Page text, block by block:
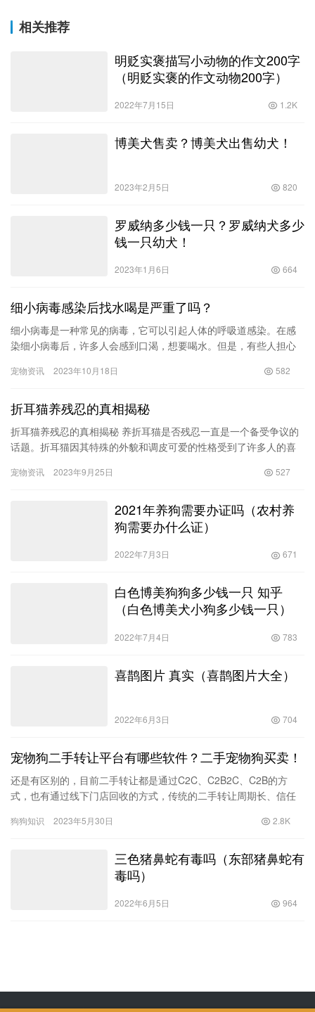
相关推荐
明贬实褒描写小动物的作文200字
（明贬实褒的作文动物200字）
2022年7月15日 1.2K
博美犬售卖？博美犬出售幼犬！
2023年2月5日 820
罗威纳多少钱一只？罗威纳犬多少
钱一只幼犬！
2023年1月6日 664
细小病毒感染后找水喝是严重了吗？
细小病毒是一种常见的病毒，它可以引起人体的呼吸道感染。在感
染细小病毒后，许多人会感到口渴，想要喝水。但是，有些人担心
严重了…
宠物资讯 2023年10月18日 582
折耳猫养残忍的真相揭秘
折耳猫养残忍的真相揭秘 养折耳猫是否残忍一直是一个备受争议的
话题。折耳猫因其特殊的外貌和调皮可爱的性格受到了许多人的喜
正是…
宠物资讯 2023年9月25日 527
2021年养狗需要办证吗（农村养
狗需要办什么证）
2022年7月3日 671
白色博美狗狗多少钱一只 知乎
（白色博美犬小狗多少钱一只）
2022年7月4日 783
喜鹊图片 真实（喜鹊图片大全）
2022年6月3日 704
宠物狗二手转让平台有哪些软件？二手宠物狗买卖！
还是有区别的，目前二手转让都是通过C2C、C2B2C、C2B的方
式，也有通过线下门店回收的方式，传统的二手转让周期长、信任
他…
狗狗知识 2023年5月30日 2.8K
三色猪鼻蛇有毒吗（东部猪鼻蛇有
毒吗）
2022年6月5日 964